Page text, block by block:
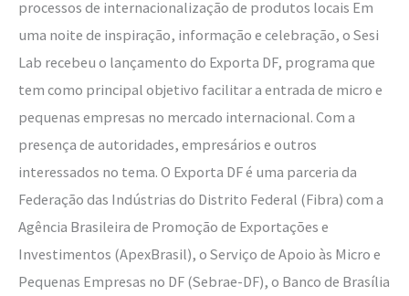
processos de internacionalização de produtos locais Em
uma noite de inspiração, informação e celebração, o Sesi
Lab recebeu o lançamento do Exporta DF, programa que
tem como principal objetivo facilitar a entrada de micro e
pequenas empresas no mercado internacional. Com a
presença de autoridades, empresários e outros
interessados no tema. O Exporta DF é uma parceria da
Federação das Indústrias do Distrito Federal (Fibra) com a
Agência Brasileira de Promoção de Exportações e
Investimentos (ApexBrasil), o Serviço de Apoio às Micro e
Pequenas Empresas no DF (Sebrae-DF), o Banco de Brasília